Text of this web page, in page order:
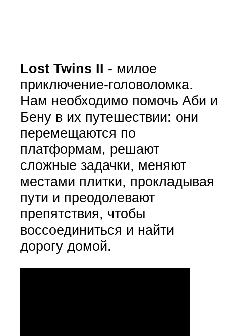
Lost Twins II - милое
приключение-головоломка.
Нам необходимо помочь Аби и
Бену в их путешествии: они
перемещаются по
платформам, решают
сложные задачки, меняют
местами плитки, прокладывая
пути и преодолевают
препятствия, чтобы
воссоединиться и найти
дорогу домой.